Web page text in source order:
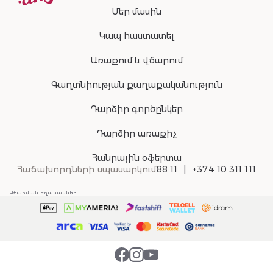
Մեր մասին
Կապ հաստատել
Առաքում և վճարում
Գաղտնիության քաղաքականություն
Դարձիր գործընկեր
Դարձիր առաքիչ
Հանրային օֆերտա
Հաճախորդների սպասարկում88 11 +374 10 311 111
Վճարման եղանակներ